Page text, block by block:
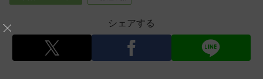
シェアする